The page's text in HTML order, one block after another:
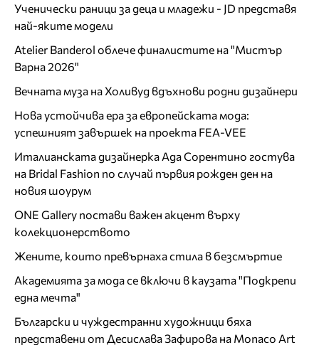
Ученически раници за деца и младежи - JD представя
най-яките модели
Atelier Banderol облече финалистите на "Мистър
Варна 2026"
Вечната муза на Холивуд вдъхнови родни дизайнери
Нова устойчива ера за европейската мода:
успешният завършек на проекта FEA-VEE
Италианската дизайнерка Ада Сорентино гостува
на Bridal Fashion по случай първия рожден ден на
новия шоурум
ONE Gallery постави важен акцент върху
колекционерството
Жените, които превърнаха стила в безсмъртие
Академията за мода се включи в каузата "Подкрепи
една мечта"
Български и чуждестранни художници бяха
представени от Десислава Зафирова на Monaco Art